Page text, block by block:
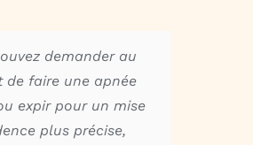
demander au
de faire une apnée
expir pour un mise
plus précise,